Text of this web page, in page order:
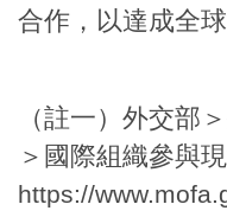
合作，以達成全
（註一）外交部
＞國際組織參與
https://